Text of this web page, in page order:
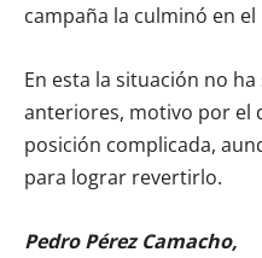
campaña la culminó en
En esta la situación no
anteriores, motivo por el
posición complicada,
para lograr revertirlo.
Pedro Pérez Camacho,